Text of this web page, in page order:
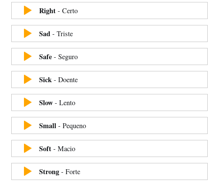
Right- Certo
Sad - Triste
Safe- Seguro
Sick- Doente
Slow- Lento
Small - Pequeno
Soft- Macio
Strong- Forte